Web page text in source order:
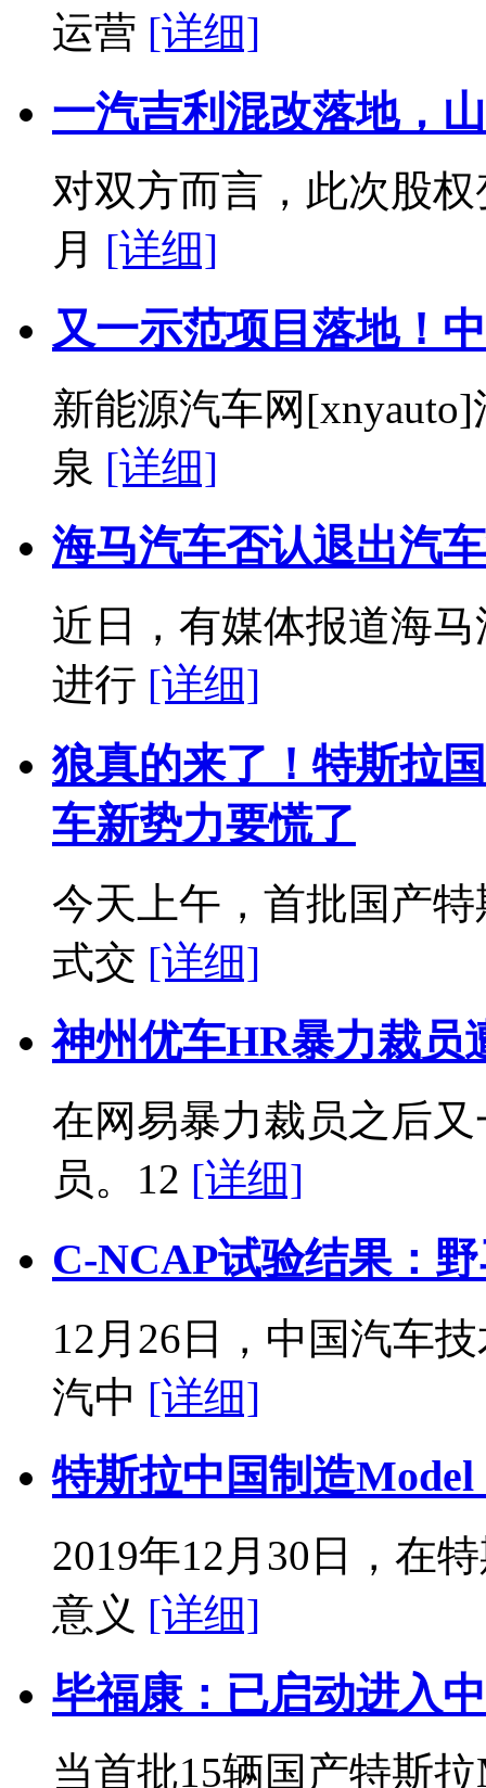
运营 [详细]
一汽吉利混改落地，
对双方而言，此次股
月 [详细]
又一示范项目落地！
新能源汽车网
泉 [详细]
海马汽车否认退出汽
近日，有媒体报道海
进行 [详细]
狼真的来了！特斯拉
车新势力要慌了
今天上午，首批国产
式交 [详细]
神州优车HR暴力裁员
在网易暴力裁员之后
员。12 [详细]
C-NCAP试验结果：
12月26日，中国汽车
汽中 [详细]
特斯拉中国制造
2019年12月30日，在
意义 [详细]
毕福康：已启动进入
当首批15辆国产特斯